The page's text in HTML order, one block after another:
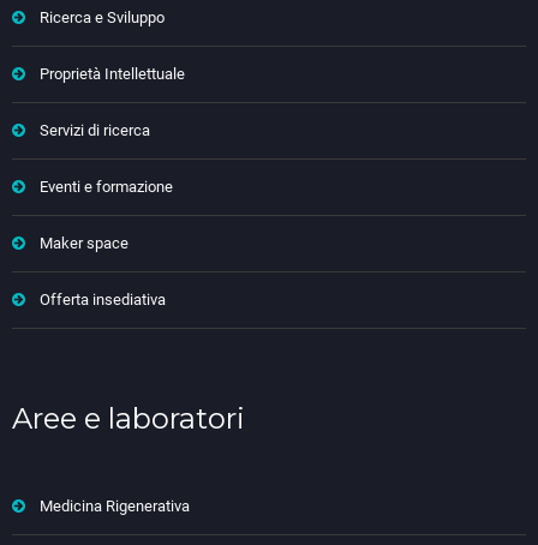
Ricerca e Sviluppo
Proprietà Intellettuale
Servizi di ricerca
Eventi e formazione
Maker space
Offerta insediativa
Aree e laboratori
Medicina Rigenerativa